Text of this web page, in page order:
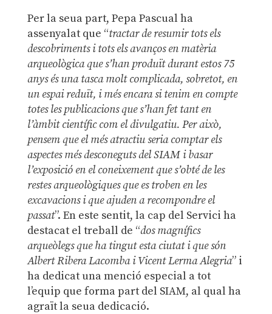
Per la seua part, Pepa Pascual ha
assenyalat que “tractar de resumir tots els
descobriments i tots els avanços en matèria
arqueològica que s’han produït durant estos 75
anys és una tasca molt complicada, sobretot, en
un espai reduït, i més encara si tenim en compte
totes les publicacions que s’han fet tant en
l’àmbit científic com el divulgatiu. Per això,
pensem que el més atractiu seria comptar els
aspectes més desconeguts del SIAM i basar
l’exposició en el coneixement que s’obté de les
restes arqueològiques que es troben en les
excavacions i que ajuden a recompondre el
passat”. En este sentit, la cap del Servici ha
destacat el treball de “dos magnífics
arqueòlegs que ha tingut esta ciutat i que són
Albert Ribera Lacomba i Vicent Lerma Alegria” i
ha dedicat una menció especial a tot
l’equip que forma part del SIAM, al qual ha
agraït la seua dedicació.